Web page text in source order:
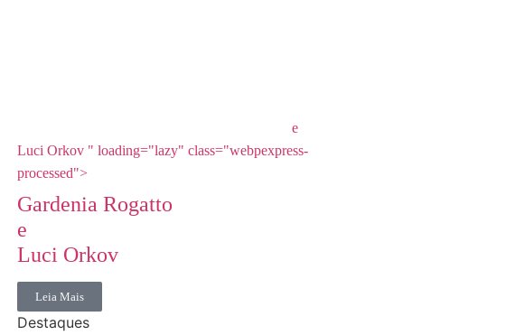
e
Luci Orkov " loading="lazy" class="webpexpress-
processed">
Gardenia Rogatto
e
Luci Orkov
Leia Mais
Destaques